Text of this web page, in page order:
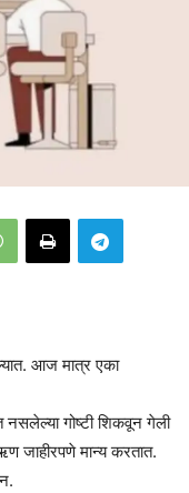
आज मात्र एका
नसलेल्या गोष्टी शिकवून गेली
जाहीरपणे मान्य करतात.